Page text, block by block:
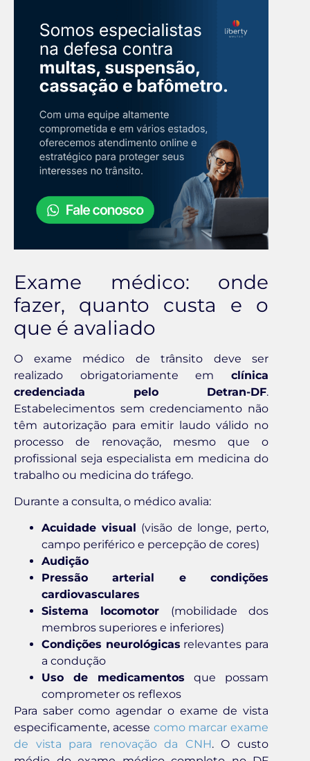
Exame médico: onde
fazer, quanto custa e o
que é avaliado
O exame médico de trânsito deve ser
realizado obrigatoriamente em clínica
credenciada pelo Detran-DF.
Estabelecimentos sem credenciamento não
têm autorização para emitir laudo válido no
processo de renovação, mesmo que o
profissional seja especialista em medicina do
trabalho ou medicina do tráfego.
Durante a consulta, o médico avalia:
Acuidade visual (visão de longe, perto,
campo periférico e percepção de cores)
Audição
Pressão arterial e condições
cardiovasculares
Sistema locomotor (mobilidade dos
membros superiores e inferiores)
Condições neurológicas relevantes para
a condução
Uso de medicamentos que possam
comprometer os reflexos
Para saber como agendar o exame de vista
especificamente, acesse como marcar exame
de vista para renovação da CNH. O custo